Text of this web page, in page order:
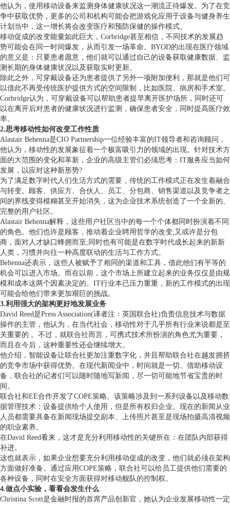
他认为，使用移动设备来监测身体健康状况这一潮流正待爆发。为了在竞
争中获取优势，更多的公司和机构可能会把游戏化应用于设备与健身养生
计划当中，这一增长将会改变医疗和预防保健的操作模式。
移动促成的改变能量如此巨大，Corbridge甚至相信，不同技术的发展趋
势可能会在同一时间爆发，从而引发一场革命。BYOD的出现在医疗领域
的意义是：只要患者愿意，他们就可以通过自己的设备获取健康数据、监
测长期的身体健康状况以及获取实时更新。
除此之外，可穿戴设备还为患者提供了另外一项附加便利，那就是他们可
以借此不再受传统医护提供方式的空间限制，比如医院、病房和手术室。
Corbridge认为，可穿戴设备可以帮助患者提早离开医护场所，同时还可
以在离开后对患者的健康状况进行监测，确保患者安全，同时提高医疗效
率。
2.思考移动性如何改变工作性质
Alastair Behenna是CIO Partnership一位经验丰富的IT领导者和咨询顾问，
他认为，移动性的发展象征着一个极富吸引力的领域的出现。针对技术方
面的大范围的变化和革新，企业的高级主管们必须思考：IT服务应当如何
发展，以应对这种新形势?
为了满足数字时代人们生活方式的需要，传统的工作模式正在发生着融合
与转变。顾客、供应方、合伙人、员工、分包商、销售渠道以及竞争者之
间的界线变得模糊甚至开始消失，这为企业技术系统创造了一个全新的、
完整的用户社区。
Alastair Behenna解释，这些用户社区当中的每一个个体都同时扮演着不同
的角色。他们也许是顾客，推动着企业聘用哲学的改变;又或许是分包
商，面对人才缺口蜂拥而至;同时也有可能是在数字时代成长起来的新新
人类，习惯并向往一种高度联动的生活与工作方式。
Behenna还表示，这些人被赋予了相同的渠道和工具，借此他们有平等的
机会可以进入市场。而在以前，这个市场上所建立起来的业务仅仅是由规
模和成本这两个因素决定的。IT行业本已压力重重，新的工作模式的出现
可能会给他们带来更加艰巨的挑战。
3.利用强大的架构更好地发展业务
David Reed是Press Association(译者注：英国联合社)负责信息技术与数据
操作的主管，他认为，在当代社会，移动性对于几乎所有行业来说都是至
关重要的 。不过，就联合社而言，可携式技术所扮演的角色尤为重要，
而且在今后，这种重要性还会继续增大。
他介绍，智能设备让联合社更加注重数字化，并且帮助联合社在越发拥挤
的竞争市场中获得优势。在现代新闻业中，时间就是一切。借助移动设
备，联合社的记者们可以随时随地写新闻，尽一切可能地节省宝贵的时
间。
联合社和EE合作开发了COPE策略。该策略涉及到一系列设备以及移动数
据管理技术：设备提供给个人使用，但是所有权归企业。现在的新闻从业
人员都需要具备在新闻现场提交副本、上传照片甚至是现场拍摄高清视频
的职业素养。
在David Reed看来，这才是充分利用移动性的关键所在：在团队内部获得
补进。
这也就表示，如果企业想要充分利用移动促成的改变，他们就必须在架构
方面做好准备。通过应用COPE策略，联合社可以给员工提供他们需要的
各种设备，同时在安全方面获得对移动舰队的控制权。
4.做点小实验，看看会发生什么
Christina Scott是金融时报的首席产品创新官，她认为企业发展移动性一定